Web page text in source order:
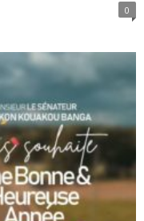
0